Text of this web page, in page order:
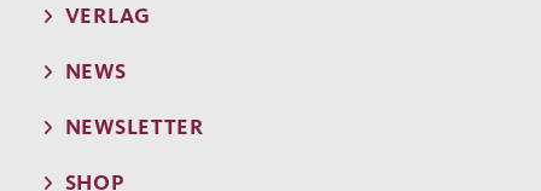
VERLAG
NEWS
NEWSLETTER
SHOP